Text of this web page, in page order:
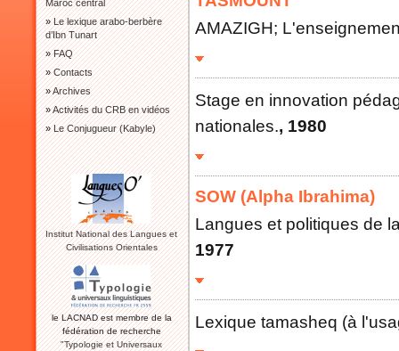
Maroc central
»Le lexique arabo-berbère
d’Ibn Tunart
»FAQ
»Contacts
»Archives
»Activités du CRB en vidéos
»Le Conjugueur (Kabyle)
Institut National des Langues et
Civilisations Orientales
le LACNAD est membre de la
fédération de recherche
"Typologie et Universaux
AMAZIGH;
Stage en innovation
nationales., 1980
SOW (Alpha Ibrahima)
Langues et politiques de
1977
Lexique tamasheq (à